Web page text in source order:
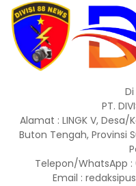
PT.
Alamat : LINGK V,
Buton Tengah, Provinsi
Telepon/WhatsApp :
Email :